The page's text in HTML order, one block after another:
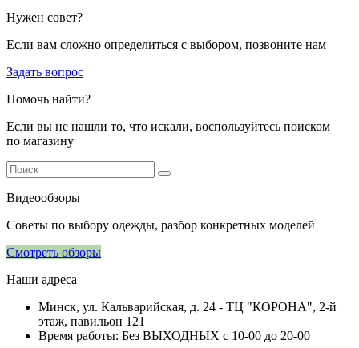
Нужен совет?
Если вам сложно определиться с выбором, позвоните нам
Задать вопрос
Помочь найти?
Если вы не нашли то, что искали, воспользуйтесь поиском
по магазину
Видеообзоры
Советы по выбору одежды, разбор конкретных моделей
Смотреть обзоры
Наши адреса
Минск, ул. Кальварийская, д. 24 - ТЦ "КОРОНА", 2-й
этаж, павильон 121
Время работы: Без ВЫХОДНЫХ с 10-00 до 20-00